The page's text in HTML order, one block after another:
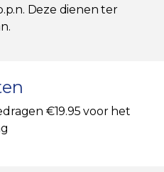
Deze dienen ter
€19.95 voor het